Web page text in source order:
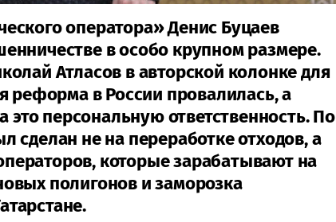
оператора» Денис Буцаев
в особо крупном размере.
Атласов в авторской колонке для
реформа в России провалилась, а
это персональную ответственность. По
сделан не на переработке отходов, а
которые зарабатывают на
полигонов и заморозка